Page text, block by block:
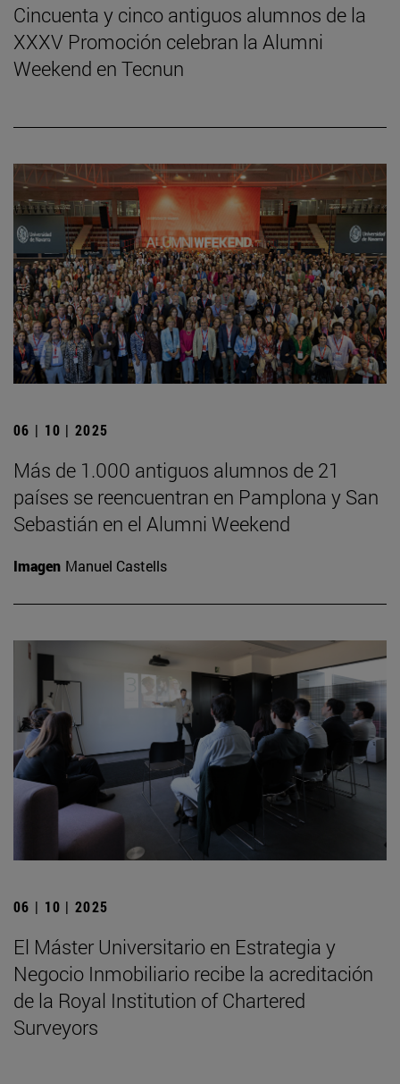
Cincuenta y cinco antiguos alumnos de la
XXXV Promoción celebran la Alumni
Weekend en Tecnun
06 | 10 | 2025
Más de 1.000 antiguos alumnos de 21
países se reencuentran en Pamplona y San
Sebastián en el Alumni Weekend
Imagen Manuel Castells
06 | 10 | 2025
El Máster Universitario en Estrategia y
Negocio Inmobiliario recibe la acreditación
de la Royal Institution of Chartered
Surveyors